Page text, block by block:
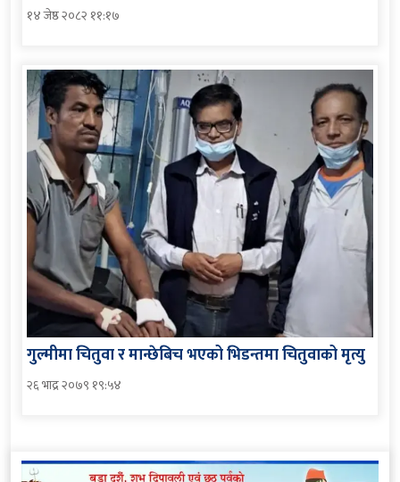
१४ जेष्ठ २०८२ ११:१७
गुल्मीमा चितुवा र मान्छेबिच भएको भिडन्तमा चितुवाको मृत्यु
२६ भाद्र २०७९ १९:५४